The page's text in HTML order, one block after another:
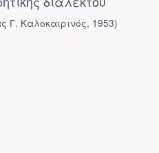
Γ. Καλοκαιρινός, 1953)